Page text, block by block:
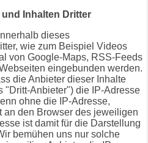
Inhalten Dritter
dieses
wie zum Beispiel Videos
von Google-Maps, RSS-Feeds
eingebunden werden.
die Anbieter dieser Inhalte
"Dritt-Anbieter") die IP-Adresse
ohne die IP-Adresse,
an den Browser des jeweiligen
ist damit für die Darstellung
bemühen uns nur solche